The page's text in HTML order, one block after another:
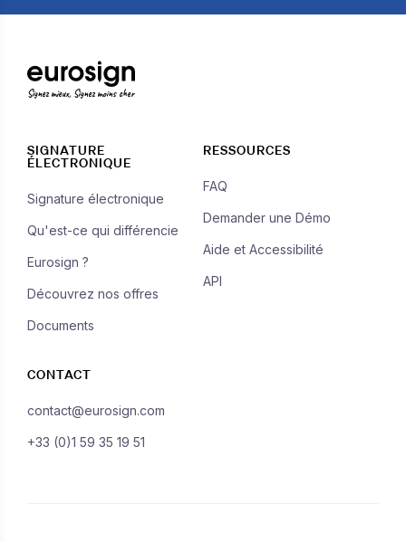
Signez mieux, Signez moins cher
SIGNATURE
ÉLECTRONIQUE
Signature électronique
Qu'est-ce qui différencie
Eurosign ?
Découvrez nos offres
Documents
RESSOURCES
FAQ
Demander une Démo
Aide et Accessibilité
API
CONTACT
contact@eurosign.com
+33 (0)1 59 35 19 51